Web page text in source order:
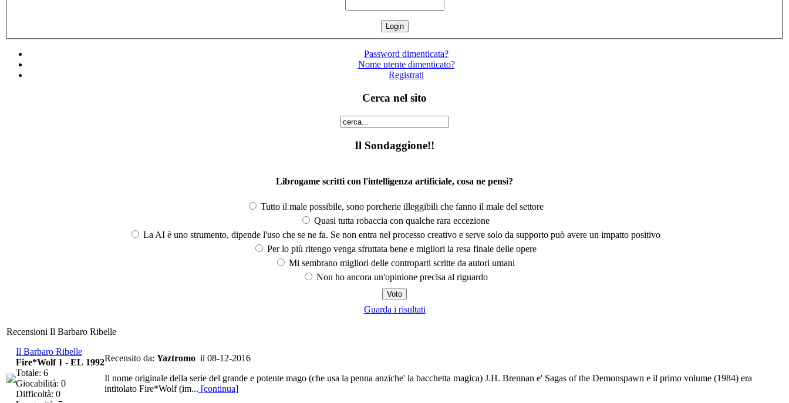
Password dimenticata?
Nome utente dimenticato?
Registrati
Cerca nel sito
Il Sondaggione!!
Librogame scritti con l'intelligenza artificiale, cosa ne pensi?
Tutto il male possibile, sono porcherie illeggibili che fanno il male del settore
Quasi tutta robaccia con qualche rara eccezione
La AI è uno strumento, dipende l'uso che se ne fa. Se non entra nel processo creativo e serve solo da supporto può avere un impatto positivo
Per lo più ritengo venga sfruttata bene e migliori la resa finale delle opere
Mi sembrano migliori delle controparti scritte da autori umani
Non ho ancora un'opinione precisa al riguardo
Guarda i risultati
Recensioni Il Barbaro Ribelle
Il Barbaro Ribelle
Recensito da: Yaztromo il 08-12-2016
Il nome originale della serie del grande e potente mago (che usa la penna anziche' la bacchetta magica) J.H. Brennan e' Sagas of the Demonspawn e il primo volume (1984) era
intitolato Fire*Wolf (im... [continua]
Fire*Wolf 1 - EL 1992
Totale: 6
Giocabilità: 0
Difficoltà: 0